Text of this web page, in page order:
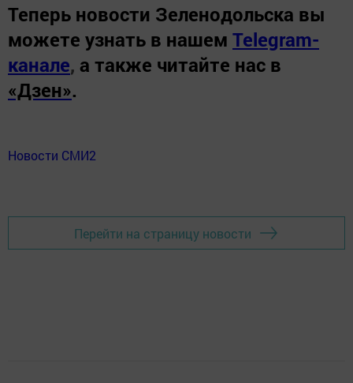
Теперь новости Зеленодольска вы
можете узнать в нашем Telegram-
канале, а также читайте нас в
«Дзен».
Новости СМИ2
Перейти на страницу новости